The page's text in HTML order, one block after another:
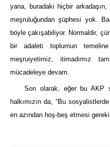
yana, buradaki hiçbir arkadaşın,
meşruluğundan şüphesi yok.
böyle çakışabiliyor. Normaldir,
bir adaleti toplumun
meşruiyetimiz, itimadımız
mücadeleye devam.
Son olarak, eğer bu AKP
halkımızın da, “Bu
en azından hoş-beş etmesi